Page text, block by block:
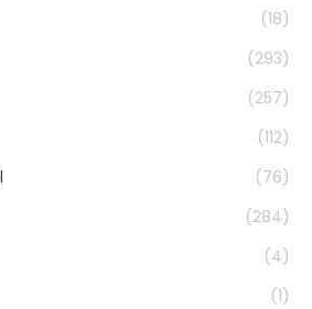
(18)
(293)
(257)
(112)
(76)
(284)
(4)
(1)